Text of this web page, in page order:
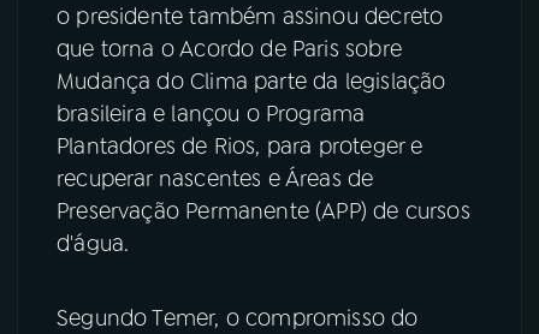
o presidente também assinou decreto
que torna o Acordo de Paris sobre
Mudança do Clima parte da legislação
brasileira e lançou o Programa
Plantadores de Rios, para proteger e
recuperar nascentes e Áreas de
Preservação Permanente (APP) de cursos
d'água.
Segundo Temer, o compromisso do